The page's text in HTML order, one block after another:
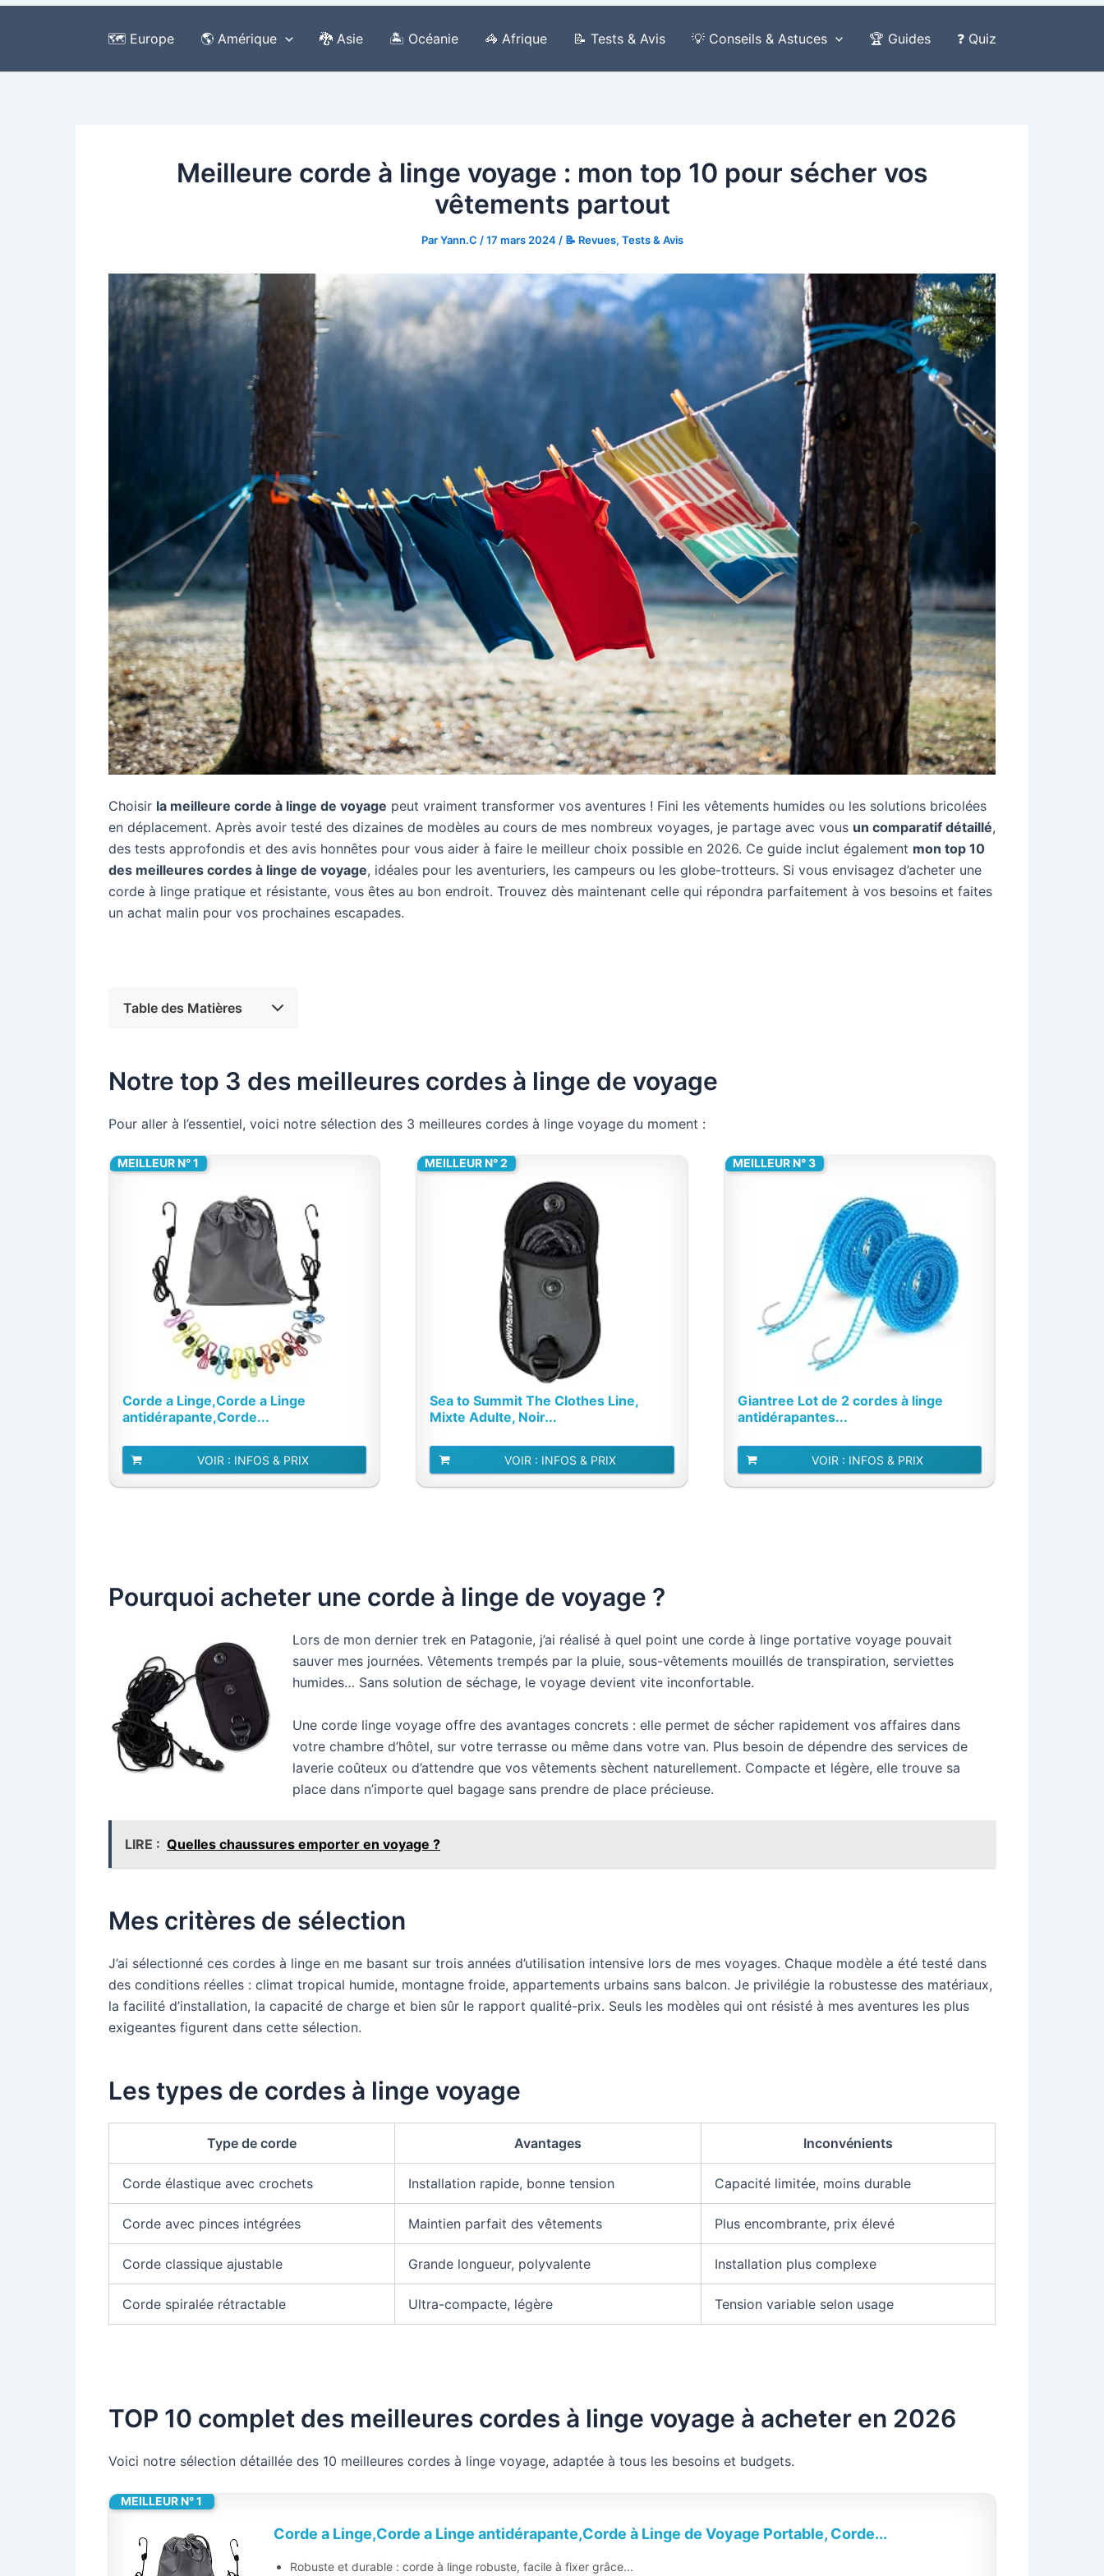
🗺️ Europe 🌎 Amérique 🐉 Asie 🏝️ Océanie 🦓 Afrique 📝 Tests & Avis 💡 Conseils & Astuces 🏆 Guides ❓ Quiz
Meilleure corde à linge voyage : mon top 10 pour sécher vos
vêtements partout
ParYann.C /17 mars 2024 / 📝 Revues, Tests & Avis
Choisir la meilleure corde à linge de voyage peut vraiment transformer vos aventures ! Fini les vêtements humides ou les solutions bricolées
en déplacement. Après avoir testé des dizaines de modèles au cours de mes nombreux voyages, je partage avec vous un comparatif détaillé,
des tests approfondis et des avis honnêtes pour vous aider à faire le meilleur choix possible en 2026. Ce guide inclut également mon top 10
des meilleures cordes à linge de voyage, idéales pour les aventuriers, les campeurs ou les globe-trotteurs. Si vous envisagez d’acheter une
corde à linge pratique et résistante, vous êtes au bon endroit. Trouvez dès maintenant celle qui répondra parfaitement à vos besoins et faites
un achat malin pour vos prochaines escapades.
Table des Matières
Notre top 3 des meilleures cordes à linge de voyage
Pour aller à l’essentiel, voici notre sélection des 3 meilleures cordes à linge voyage du moment :
MEILLEUR N° 1
Corde a Linge,Corde a Linge
antidérapante,Corde...
VOIR : INFOS & PRIX
MEILLEUR N° 2
Sea to Summit The Clothes Line,
Mixte Adulte, Noir...
VOIR : INFOS & PRIX
MEILLEUR N° 3
Giantree Lot de 2 cordes à linge
antidérapantes...
VOIR : INFOS & PRIX
Pourquoi acheter une corde à linge de voyage ?
Lors de mon dernier trek en Patagonie, j’ai réalisé à quel point une corde à linge portative voyage pouvait
sauver mes journées. Vêtements trempés par la pluie, sous-vêtements mouillés de transpiration, serviettes
humides… Sans solution de séchage, le voyage devient vite inconfortable.
Une corde linge voyage offre des avantages concrets : elle permet de sécher rapidement vos affaires dans
votre chambre d’hôtel, sur votre terrasse ou même dans votre van. Plus besoin de dépendre des services de
laverie coûteux ou d’attendre que vos vêtements sèchent naturellement. Compacte et légère, elle trouve sa
place dans n’importe quel bagage sans prendre de place précieuse.
LIRE : Quelles chaussures emporter en voyage ?
Mes critères de sélection
J’ai sélectionné ces cordes à linge en me basant sur trois années d’utilisation intensive lors de mes voyages. Chaque modèle a été testé dans
des conditions réelles : climat tropical humide, montagne froide, appartements urbains sans balcon. Je privilégie la robustesse des matériaux,
la facilité d’installation, la capacité de charge et bien sûr le rapport qualité-prix. Seuls les modèles qui ont résisté à mes aventures les plus
exigeantes figurent dans cette sélection.
Les types de cordes à linge voyage
Type de corde Avantages Inconvénients
Corde élastique avec crochets Installation rapide, bonne tension Capacité limitée, moins durable
Corde avec pinces intégrées Maintien parfait des vêtements Plus encombrante, prix élevé
Corde classique ajustable Grande longueur, polyvalente Installation plus complexe
Corde spiralée rétractable Ultra-compacte, légère Tension variable selon usage
TOP 10 complet des meilleures cordes à linge voyage à acheter en 2026
Voici notre sélection détaillée des 10 meilleures cordes à linge voyage, adaptée à tous les besoins et budgets.
MEILLEUR N° 1
Corde a Linge,Corde a Linge antidérapante,Corde à Linge de Voyage Portable, Corde...
Robuste et durable : corde à linge robuste, facile à fixer grâce...